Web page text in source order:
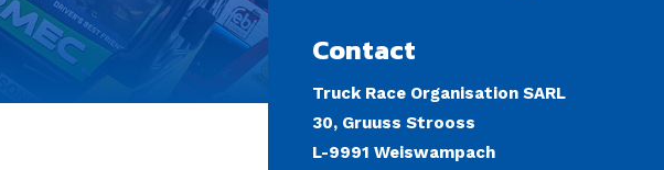
Contact
Truck Race Organisation SARL
30, Gruuss Strooss
L-9991 Weiswampach